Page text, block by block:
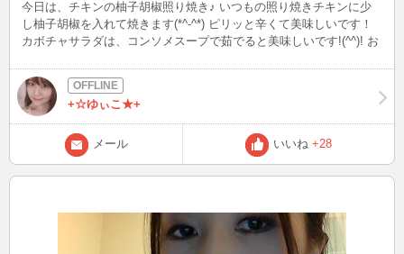
今日は、チキンの柚子胡椒照り焼き♪ いつもの照り焼きチキンに少
し柚子胡椒を入れて焼きます(*^-^*) ピリッと辛くて美味しいです！
カボチャサラダは、コンソメスープで茹でると美味しいです!(^^)! お
+☆ゆぃこ★+
メール いいね +28